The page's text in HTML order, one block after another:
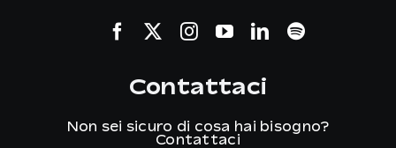
Contattaci
Non sei sicuro di cosa hai bisogno?
Contattaci